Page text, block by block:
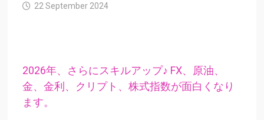
22 September 2024
2026年、さらにスキルアップ♪ FX、原油、
金、金利、クリプト、株式指数が面白くなり
ます。